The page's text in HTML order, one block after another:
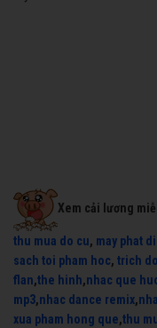
Xem cải lương
thu mua do cu, may phat
sach toi pham hoc, trich
flan,the hinh,nhac que
mp3,nhac dance remix,
xua pham hong que,thu